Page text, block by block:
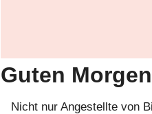
Guten
Nicht nur Angestellte von